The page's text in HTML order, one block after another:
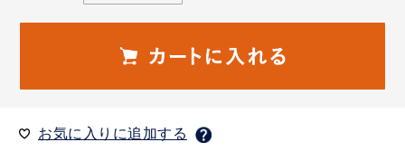
お気に入りに追加する